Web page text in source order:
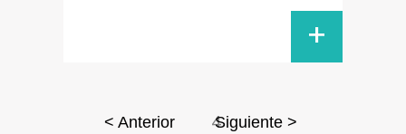
+
< Anterior 4
Siguiente >